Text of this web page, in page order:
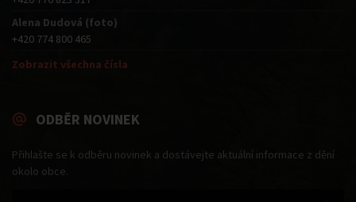
Alena Dudová (foto)
+420 774 800 465
Zobrazit všechna čísla
ODBĚR NOVINEK
Přihlašte se k odběru novinek a dostávejte aktuální informace z dění
okolo obce.